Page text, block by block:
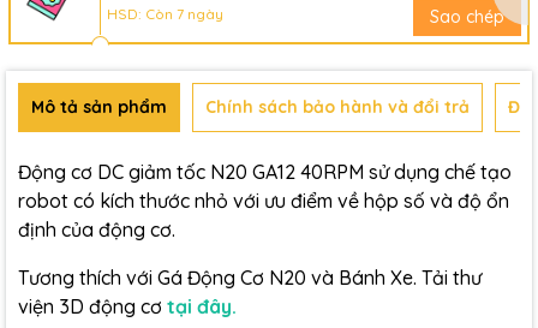
HSD: Còn 7 ngày
Sao chép
Mô tả sản phẩm Chính sách bảo hành và đổi trả
Động cơ DC giảm tốc N20 GA12 40RPM sử dụng chế tạo
robot có kích thước nhỏ với ưu điểm về hộp số và độ ổn
định của động cơ.
Tương thích với Gá Động Cơ N20 và Bánh Xe. Tải thư
viện 3D động cơ tại đây.